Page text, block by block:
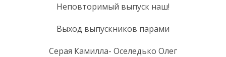
Неповторимый выпуск наш!
Выход выпускников парами
Серая Камилла- Оселедько Олег